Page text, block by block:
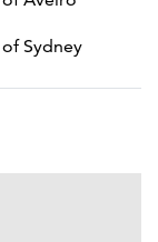
Sydney